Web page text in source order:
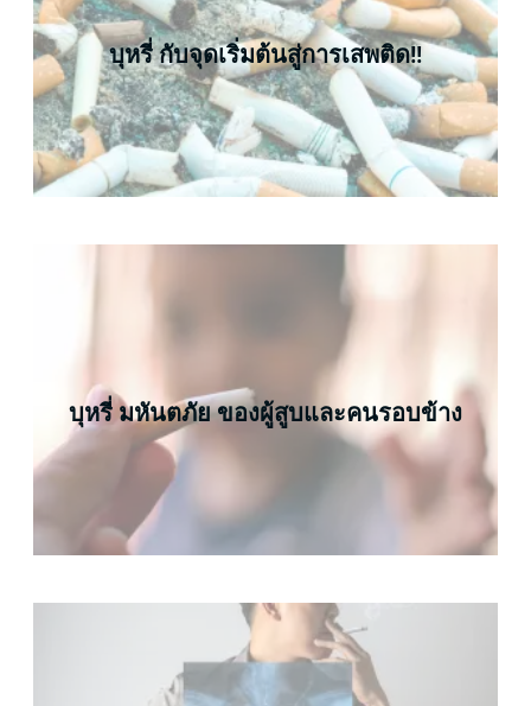
บุหรี่ กับจุดเริ่มต้นสู่การเสพติด!!
บุหรี่ มหันตภัย ของผู้สูบและคนรอบข้าง